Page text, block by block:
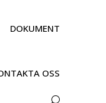
DOKUMENT
OSS